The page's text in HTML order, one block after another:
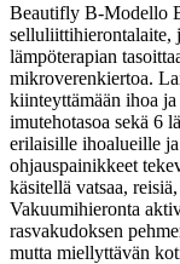
Beautifly B‑Modello
selluliittihierontalaite,
lämpöterapian
mikroverenkiertoa.
kiinteyttämään ihoa
imutehotasoa sekä 6
erilaisille ihoalueille
ohjauspainikkeet
käsitellä vatsaa,
Vakuumihieronta
rasvakudoksen
mutta miellyttävän